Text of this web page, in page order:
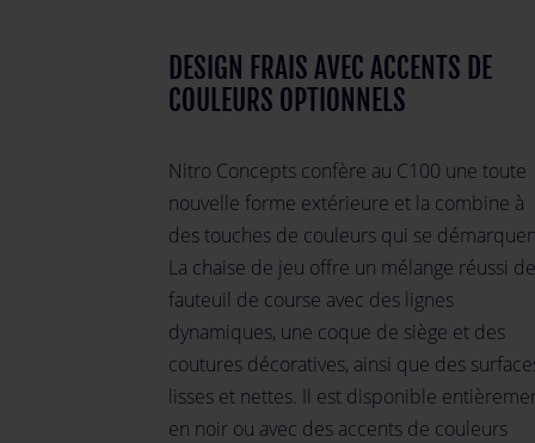
DESIGN FRAIS AVEC ACCENTS DE
COULEURS OPTIONNELS
Nitro Concepts confère au C100 une toute
nouvelle forme extérieure et la combine à
des touches de couleurs qui se
La chaise de jeu offre un mélange réussi de
fauteuil de course avec des lignes
dynamiques, une coque de siège et des
coutures décoratives, ainsi que des
lisses et nettes. Il est disponible
en noir ou avec des accents de couleurs